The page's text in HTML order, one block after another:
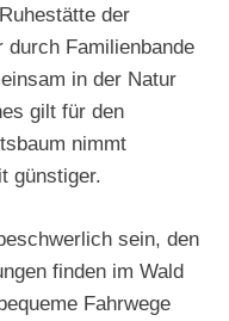
der
durch Familienbande
in der Natur
gilt für den
nimmt
günstiger.
sein, den
finden im Wald
Fahrwege